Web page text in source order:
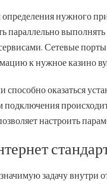
нужного
параллельно
Сетевые
к нужное казино
способно оказаться
подключения
настроить
задачу